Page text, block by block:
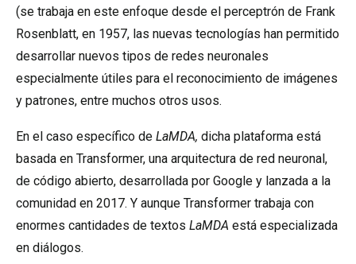
(se trabaja en este enfoque desde el perceptrón de Frank
Rosenblatt, en 1957, las nuevas tecnologías han permitido
desarrollar nuevos tipos de redes neuronales
especialmente útiles para el reconocimiento de imágenes
y patrones, entre muchos otros usos.
En el caso específico de LaMDA, dicha plataforma está
basada en Transformer, una arquitectura de red neuronal,
de código abierto, desarrollada por Google y lanzada a la
comunidad en 2017. Y aunque Transformer trabaja con
enormes cantidades de textos LaMDA está especializada
en diálogos.